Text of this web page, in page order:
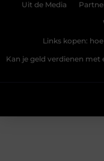
Uit de Media
Links kopen:
Kan je geld verdienen